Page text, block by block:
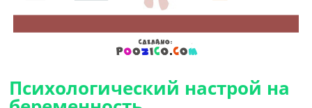
Психологический настрой на